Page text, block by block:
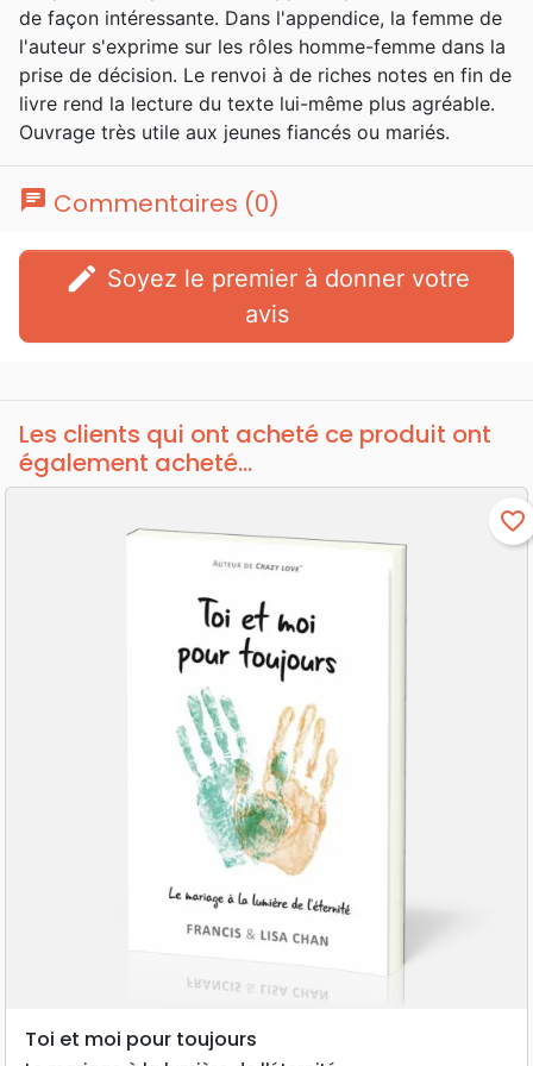
de façon intéressante. Dans l'appendice, la femme de
l'auteur s'exprime sur les rôles homme-femme dans la
prise de décision. Le renvoi à de riches notes en fin de
livre rend la lecture du texte lui-même plus agréable.
Ouvrage très utile aux jeunes fiancés ou mariés.
chat Commentaires (0)
edit
avis
Les clients qui ont acheté ce produit ont
également acheté...
favorite_border
Toi et moi pour toujours